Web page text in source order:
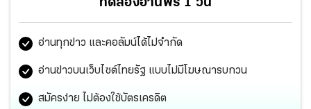
ปี 68 และคาดว่าจะแล้วเสร็จเปิดให้บริการได้ปี 72 ซึ่งจะ
รองรับปริมาณผู้โดยสารทั้งในและต่างประเทศรวมกว่า 68
ล้านคนต่อปี โดย ทอท.ได้เตรียม
อ่านทุกข่าว และคอลัมน์ได้ไม่จำกัด
อ่านข่าวบนเว็บไซต์ไทยรัฐ แบบไม่มีโฆษณารบกวน
สมัครง่าย ไม่ต้องใช้บัตรเครดิต